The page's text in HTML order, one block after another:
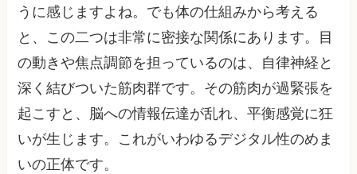
うに感じますよね。でも体の仕組みから考える
と、この二つは非常に密接な関係にあります。目
の動きや焦点調節を担っているのは、自律神経と
深く結びついた筋肉群です。その筋肉が過緊張を
起こすと、脳への情報伝達が乱れ、平衡感覚に狂
いが生じます。これがいわゆるデジタル性のめま
いの正体です。